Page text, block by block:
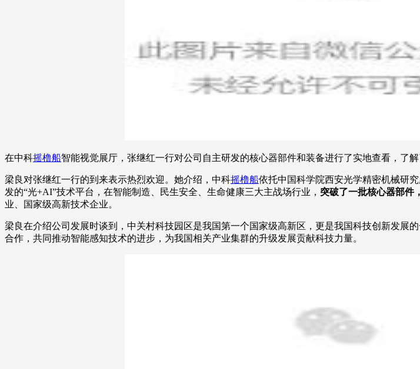
在中科摇橹船智能视觉展厅，张继红一行对公司自主研发的核心器部件和装备进行了实地查看，了
梁良对张继红一行的到来表示热烈欢迎。她介绍，中科摇橹船依托中国科学院西安光学精密机械研
发的“光+AI”技术平台，在智能制造、民生安全、生命健康三大主战场行业， 突破了一批核心器部件
业、国家级高新技术企业。
梁良在介绍公司发展时谈到，中关村科技园区是我国第一个国家级高新区，更是我国科技创新发展
合作，共同推动智能感知技术的进步，为我国相关产业集群的升级发展贡献科技力量。